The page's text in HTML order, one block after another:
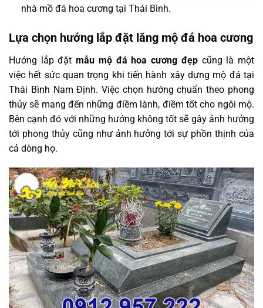
nhà mồ đá hoa cương tại Thái Bình.
Lựa chọn hướng lắp đặt lăng mộ đá hoa cương
Hướng lắp đặtmẫu mộ đá hoa cương đẹpcũng là một
việc hết sức quan trọng khi tiến hành xây dựng mộ đá tại
Thái Bình Nam Định. Việc chọn hướng chuẩn theo phong
thủy sẽ mang đến những điềm lành, điềm tốt cho ngôi mộ.
Bên cạnh đó với những hướng không tốt sẽ gây ảnh hưởng
tới phong thủy cũng như ảnh hưởng tới sự phồn thịnh của
cả dòng họ.